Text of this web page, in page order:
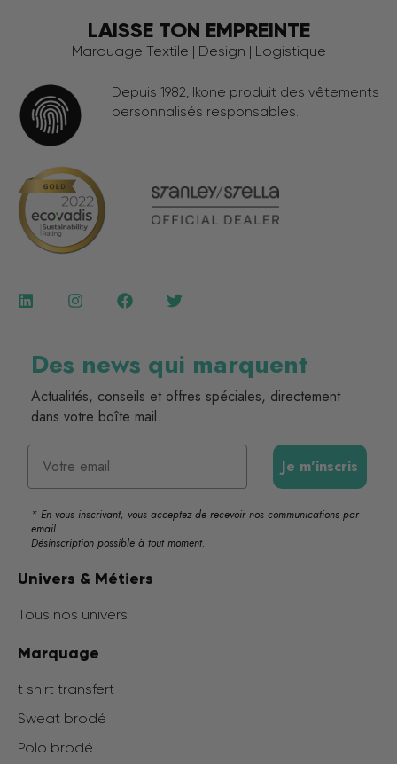
LAISSE TON EMPREINTE
Marquage Textile | Design | Logistique
Depuis 1982, Ikone produit des vêtements
personnalisés responsables.
Des news qui marquent
Actualités, conseils et offres spéciales, directement
dans votre boîte mail.
Email
Je m'inscris
* En vous inscrivant, vous acceptez de recevoir nos communications par
email.
Désinscription possible à tout moment.
Univers & Métiers
Tous nos univers
Marquage
t shirt transfert
Sweat brodé
Polo brodé